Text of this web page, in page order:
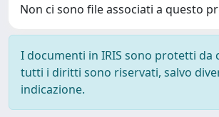
Non ci sono file associati a questo
I documenti in IRIS sono protetti da
tutti i diritti sono riservati, salvo
indicazione.